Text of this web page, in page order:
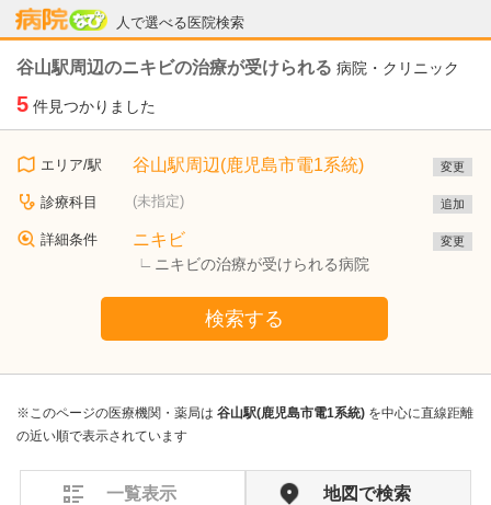
人で選べる医院検索
病院なび
谷山駅周辺のニキビの治療が受けられる 病院・クリニック
5 件見つかりました
エリア/駅 谷山駅周辺(鹿児島市電1系統) 変更
診療科目 (未指定) 追加
詳細条件 ニキビ
ニキビの治療が受けられる病院
変更
検索する
※このページの医療機関・薬局は 谷山駅(鹿児島市電1系統) を中心に直線距離
の近い順で表示されています
一覧表示 地図で検索